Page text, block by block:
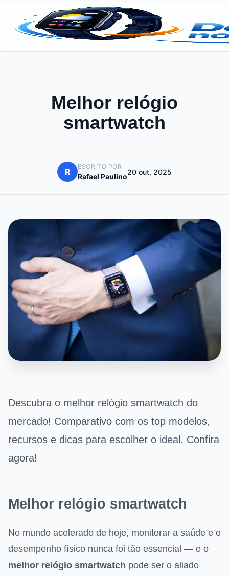
Melhor relógio
smartwatch
R
ESCRITO POR
Rafael Paulino
20 out, 2025
Descubra o melhor relógio smartwatch do
mercado! Comparativo com os top modelos,
recursos e dicas para escolher o ideal. Confira
agora!
Melhor relógio smartwatch
No mundo acelerado de hoje, monitorar a saúde e o
desempenho físico nunca foi tão essencial — e o
melhor relógio smartwatch pode ser o aliado